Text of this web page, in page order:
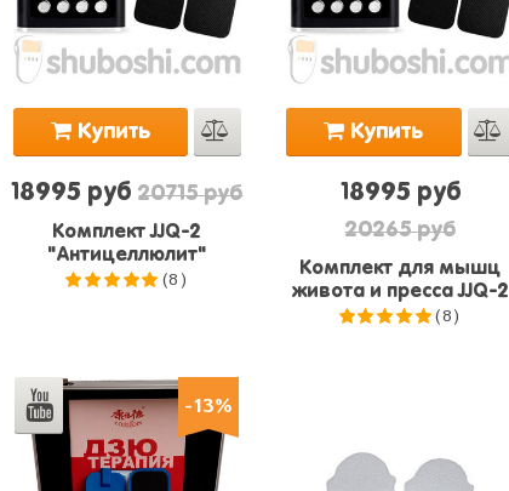
Купить
18995 руб20715 руб
Комплект JJQ-2
"Антицеллюлит"
(8)
Купить
18995 руб
20265 руб
Комплект для мышц
живота и пресса JJQ-2
(8)
-13%